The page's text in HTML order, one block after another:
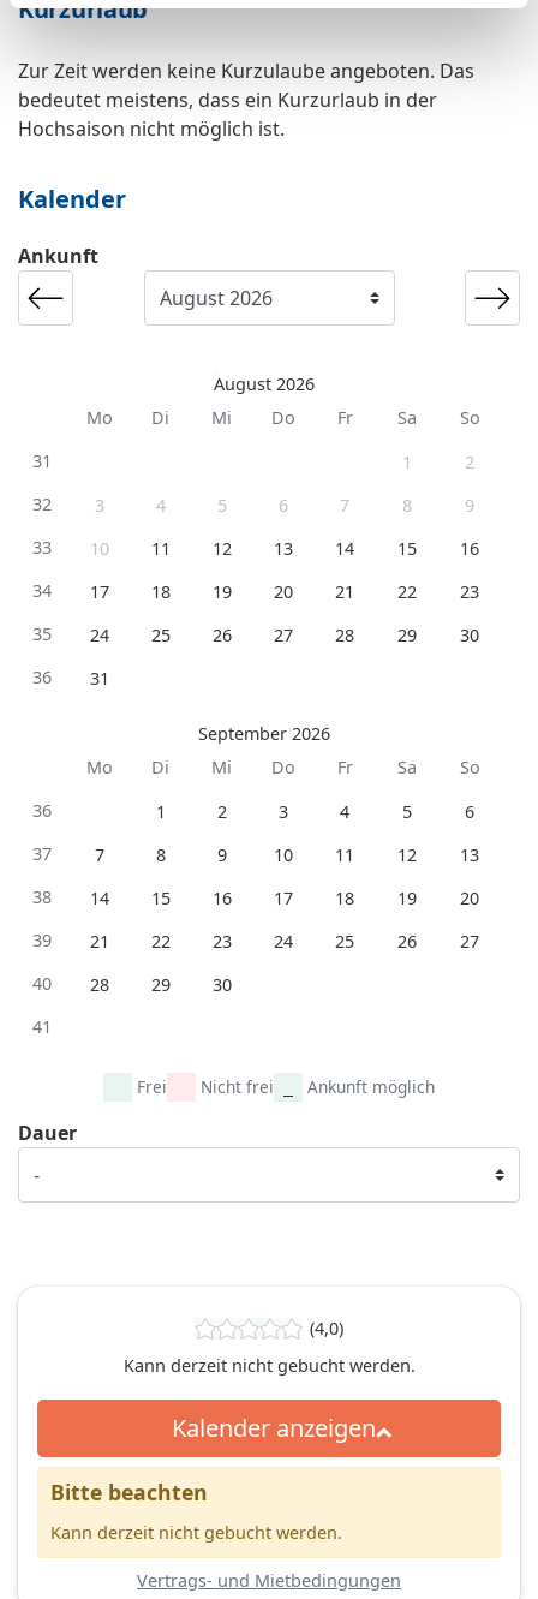
Kurzurlaub
Zur Zeit werden keine Kurzulaube angeboten. Das
bedeutet meistens, dass ein Kurzurlaub in der
Hochsaison nicht möglich ist.
Kalender
Ankunft
August 2026
Mo
Di Mi Do Fr Sa
So
31
1
2
32
3 4 5 6 7 8
9
33
10 11 12 13 14 15
16
34
17 18 19 20 21 22
23
35
24 25 26 27 28 29
30
36
31
September 2026
Mo
Di Mi Do Fr Sa
So
36
1 2 3 4 5
6
37
7 8 9 10 11 12
13
38
14 15 16 17 18 19
20
39
21 22 23 24 25 26
27
40
28 29
30
41
Frei Nicht frei Ankunft möglich
Dauer
(4,0)
Kann derzeit nicht gebucht werden.
Kalender anzeigen
Bitte beachten
Kann derzeit nicht gebucht werden.
Vertrags- und Mietbedingungen